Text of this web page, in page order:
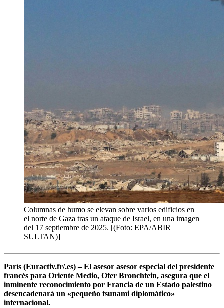
Columnas de humo se elevan sobre varios edificios en
el norte de Gaza tras un ataque de Israel, en una imagen
del 17 septiembre de 2025. [(Foto: EPA/ABIR
SULTAN)]
París (Euractiv.fr/.es) – El asesor asesor especial del presidente
francés para Oriente Medio, Ofer Bronchtein, asegura que el
inminente reconocimiento por Francia de un Estado palestino
desencadenará un «pequeño tsunami diplomático»
internacional.